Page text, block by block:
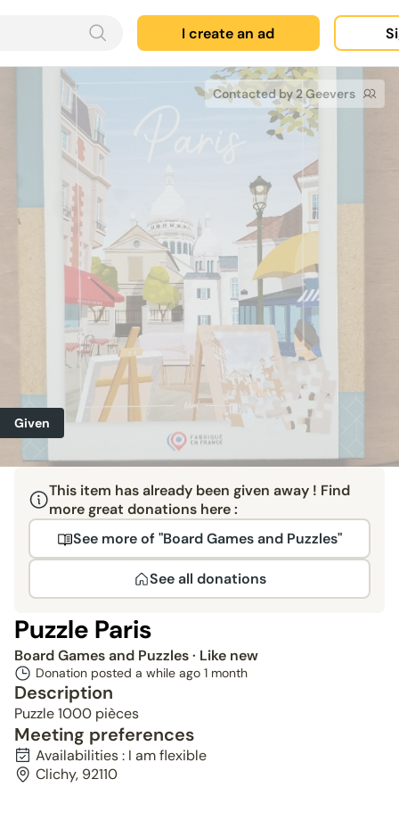
I create an ad
Contacted by 2 Geevers
Given
This item has already been given away ! Find
more great donations here :
See more of "Board Games and Puzzles"
See all donations
Puzzle Paris
Board Games and Puzzles· Like new
Donation posted a while ago 1 month
Description
Puzzle 1000 pièces
Meeting preferences
Availabilities : I am flexible
Clichy, 92110